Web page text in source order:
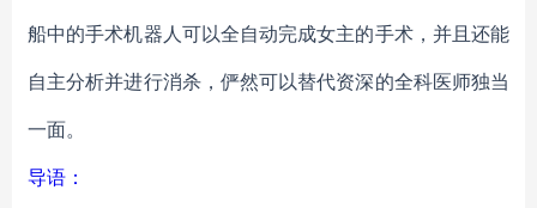
船中的手术机器人可以全自动完成女主的手术，并且还能
自主分析并进行消杀，俨然可以替代资深的全科医师独当
一面。
导语：